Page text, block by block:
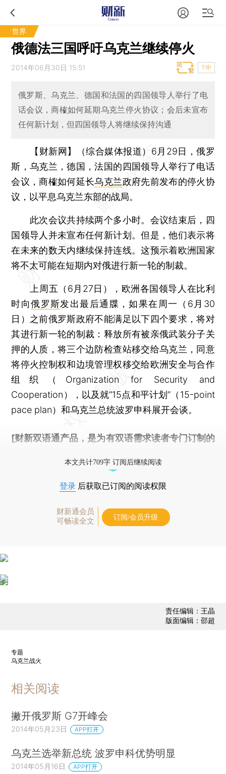
世界
俄德法三国呼吁乌克兰继续停火
2014年06月30日 15:51 T中
俄罗斯、乌克兰、德国和法国的四国领导人举行了电
话会议，商榷如何延期乌克兰停火协议；会后未宣布
任何新计划，但四国领导人将继续保持沟通
【财新网】（综合媒体报道） 6月29日，俄罗
斯，乌克兰，德国，法国的四国领导人举行了电话
会议，商榷如何延长乌克兰政府先前发布的停火协
议，以平息乌克兰东部的战局。
此次会议共持续两个多小时。会议结束后，四
国领导人并未宣布任何新计划。但是，他们表示将
在未来的数天内继续保持连线。这预示着欧洲国家
将不太可能在短期内对俄进行新一轮的制裁。
上周五（6月27日），欧洲各国领导人在比利
时向俄罗斯发出最后通牒，如果在周一（6月30
日）之前俄罗斯政府不能满足以下四个要求，将对
其进行新一轮的制裁：释放所有被亲俄武装分子关
押的人质，将三个边防检查站移交给乌克兰，同意
将停火控制权和边境管理权移交给欧洲安全与合作
组织（Organization for Security and
Cooperation），以及就“15点和平计划”（15-point
pace plan）和乌克兰总统波罗申科展开会谈。
[财新双语通产品，是为有双语需求读者专门订制的
本文共计709字 订阅后继续阅读
登录 后获取已订阅的阅读权限
财新通会员
可畅读全文
订阅/会员升级
责任编辑：王晶
版面编辑：邵超
专题
乌克兰战火
相关阅读
撇开俄罗斯 G7开峰会
2014年05月23日 APP打开
乌克兰选举新总统 波罗申科优势明显
2014年05月16日 APP打开